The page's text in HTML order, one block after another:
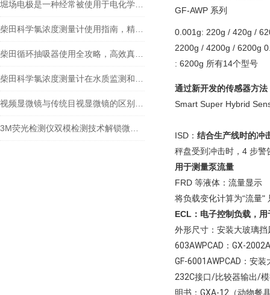
GF-AWP 系列
0.001g: 220g / 420g /
2200g / 4200g / 6200g
: 6200g 所有14个型号
通过新开发的传感器方
Smart Super Hybrid
ISD： 结合生产线时的冲
秤盘受到冲击时，4 步警
用于测量泵流量
FRD 等液体：流量显示
将负载变化计算为“流量"
ECL：电子控制负载，
外形尺寸：安装大玻璃挡
603AWPCAD：GX-
GF-6001AWPCAD：安
232C接口/比较器输出/
明书：GXA-12（动物餐